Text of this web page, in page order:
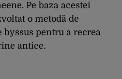
Pe baza acestei
o metodă de
byssus pentru a recrea
antice.